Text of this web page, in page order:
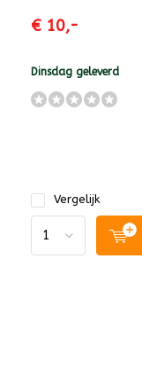
€ 10,-
Dinsdag geleverd
Vergelijk